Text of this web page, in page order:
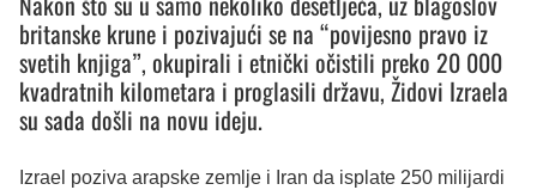
britanske krune i pozivajući se na “povijesno pravo iz
svetih knjiga”, okupirali i etnički očistili preko 20 000
kvadratnih kilometara i proglasili državu, Židovi Izraela
su sada došli na novu ideju.
Izrael poziva arapske zemlje i Iran da isplate 250 milijardi